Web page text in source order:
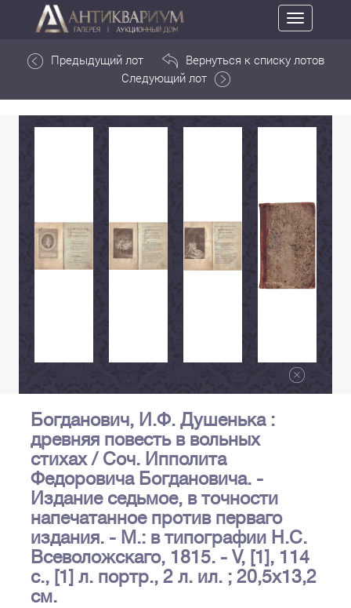
Toggle
navigation
Предыдущий лот
Вернуться к списку лотов
Следующий лот
Богданович, И.Ф. Душенька :
древняя повесть в вольных
стихах / Соч. Ипполита
Федоровича Богдановича. -
Издание седьмое, в точности
напечатанное против перваго
издания. - М.: в типографии Н.С.
Всеволожскаго, 1815. - V, [1], 114
с., [1] л. портр., 2 л. ил. ; 20,5х13,2
см.